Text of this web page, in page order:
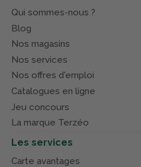
Qui sommes-nous ?
Blog
Nos magasins
Nos services
Nos offres d'emploi
Catalogues en ligne
Jeu concours
La marque Terzéo
Les services
Carte avantages